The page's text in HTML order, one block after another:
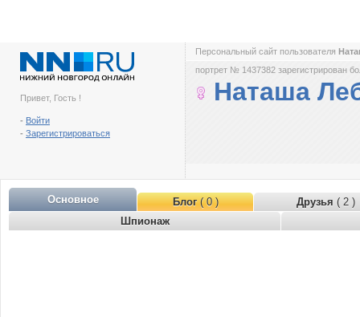
Привет, Гость !
- Войти
- Зарегистрироваться
Персональный сайт пользователя
портрет № 1437382 зарегистрирован
Наташа
Основное Блог( 0 ) Друзья ( 2 )
Шпионаж